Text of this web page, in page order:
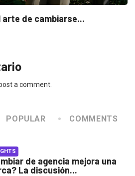
arte de cambiarse...
a comment.
POPULAR COMMENTS
de agencia mejora una
La discusión...